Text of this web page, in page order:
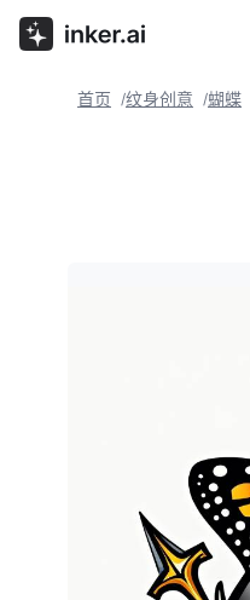
首页 /纹身创意 /蝴蝶